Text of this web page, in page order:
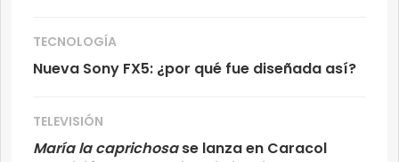
TECNOLOGÍA
Nueva Sony FX5: ¿por qué fue diseñada así?
TELEVISIÓN
María la caprichosase lanza en Caracol